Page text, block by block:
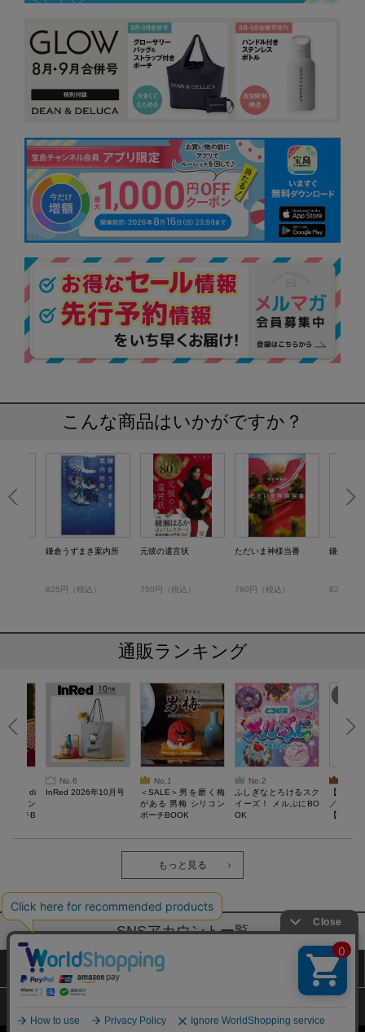
こんな商品はいかがですか？
鎌倉うずまき案内所
825円（税込）
元彼の遺言状
750円（税込）
ただいま神様当番
780円（税込）
鎌倉うず
825円（
通販ランキング
di
ティン
ポーチB
No.6
InRed 2026年10月号
No.1
＜SALE＞男を磨く梅
がある 男梅 シリコン
ポーチBOOK
No.2
ふしぎなとろけるスク
イーズ！ メルぷにBO
OK
【
／Lサイ
【一般
ウェア
もっと見る
SNSアカウントー覧
サイトマップ